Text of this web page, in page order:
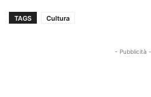
TAGS Cultura
- Pubblicità -